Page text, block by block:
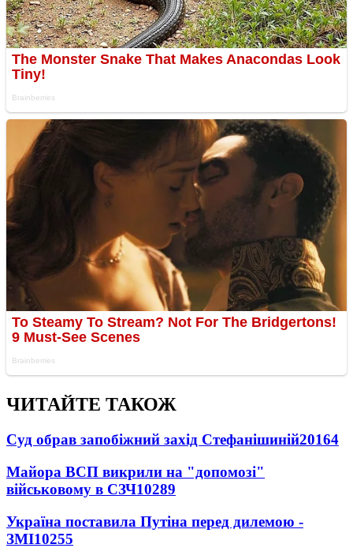
ЧИТАЙТЕ ТАКОЖ
Суд обрав запобіжний захід Стефанішиній20164
Майора ВСП викрили на "допомозі"
військовому в СЗЧ10289
Україна поставила Путіна перед дилемою -
ЗМІ10255